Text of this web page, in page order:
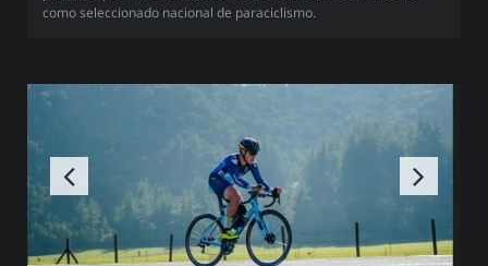
como seleccionado nacional de paraciclismo.